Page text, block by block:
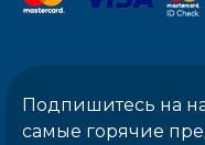
Подпишитесь на
самые горячие